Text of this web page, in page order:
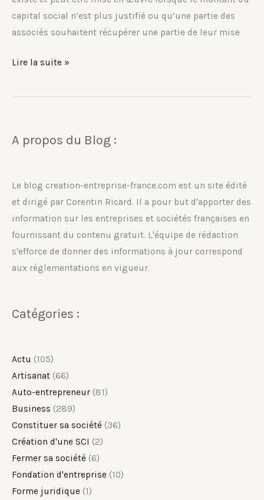
capital social n’est plus justifié ou qu’une partie des
associés souhaitent récupérer une partie de leur mise
Comment
le
d’une
Lire la suite »
A propos du Blog :
Le blog creation-entreprise-france.com est un site édité
et dirigé par Corentin Ricard. Il a pour but d'apporter des
information sur les entreprises et sociétés françaises en
fournissant du contenu gratuit. L'équipe de rédaction
s'efforce de donner des informations à jour correspond
aux réglementations en vigueur.
Catégories :
Actu (105)
Artisanat (66)
Auto-entrepreneur (81)
Business (289)
Constituer sa société (36)
Création d'une SCI (2)
Fermer sa société (6)
Fondation d'entreprise (10)
Forme juridique (1)